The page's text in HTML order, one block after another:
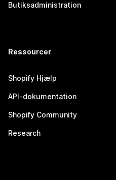
Butiksadministration
Ressourcer
Shopify Hjælp
API-dokumentation
Shopify Community
Research